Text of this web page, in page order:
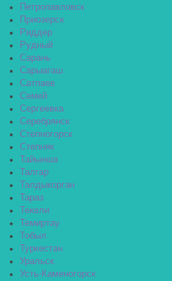
Петропавловск
Приозерск
Риддер
Рудный
Сарань
Сарыагаш
Сатпаев
Семей
Сергеевка
Серебрянск
Степногорск
Степняк
Тайынша
Талгар
Талдыкорган
Тараз
Текели
Темиртау
Тобыл
Туркестан
Уральск
Усть-Каменогорск